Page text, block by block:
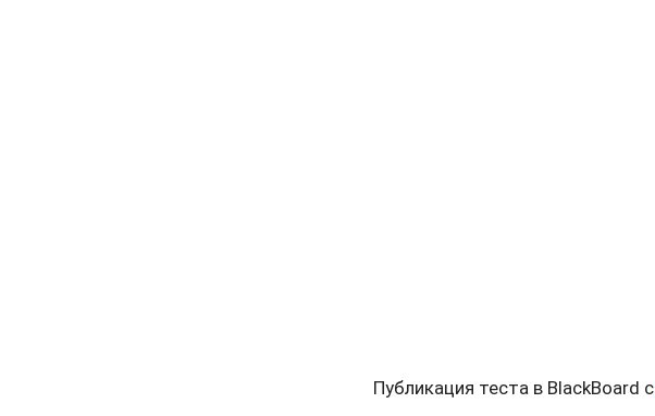
Публикация теста в BlackBoard с